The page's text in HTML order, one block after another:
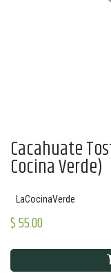
Cacahuate
Cocina Verde)
LaCocinaVerde
$55.00